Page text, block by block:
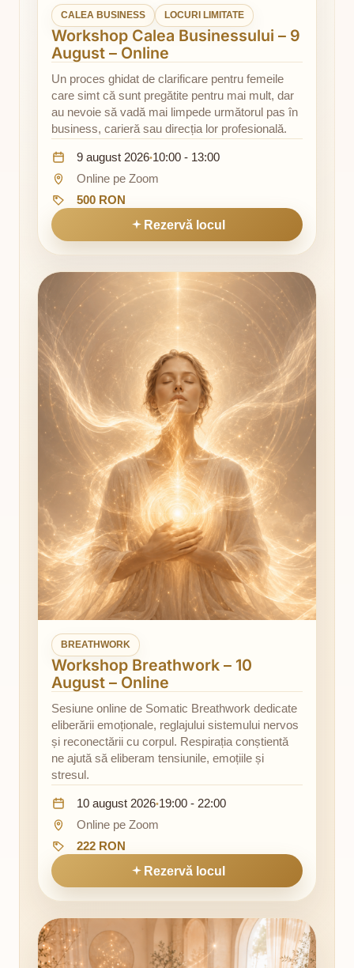
CALEA BUSINESS LOCURI LIMITATE
Workshop Calea Businessului – 9
August – Online
Un proces ghidat de clarificare pentru femeile
care simt că sunt pregătite pentru mai mult, dar
au nevoie să vadă mai limpede următorul pas în
business, carieră sau direcția lor profesională.
Data:
9 august 2026•Ora:
10:00 - 13:00
Locație:Online pe Zoom
Preț:500 RON
Rezervă locul
BREATHWORK
Workshop Breathwork – 10
August – Online
Sesiune online de Somatic Breathwork dedicate
eliberării emoționale, reglajului sistemului nervos
și reconectării cu corpul. Respirația conștientă
ne ajută să eliberam tensiunile, emoțiile și
stresul.
Data:
10 august 2026•Ora:
19:00 - 22:00
Locație:Online pe Zoom
Preț:222 RON
Rezervă locul